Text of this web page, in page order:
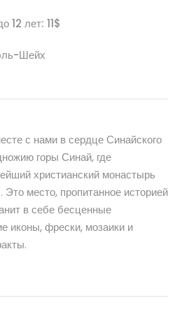
12 лет: 11$
Шейх
с нами в сердце Синайского
горы Синай, где
христианский монастырь
место, пропитанное историей
в себе бесценные
иконы, фрески, мозаики и